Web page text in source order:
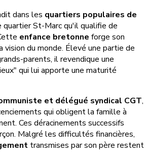
dans les quartiers populaires de
quartier St-Marc qu'il qualifie de
enfance bretonne forge son
vision du monde. Élevé une partie de
parents, il revendique une
qui lui apporte une maturité
et délégué syndical CGT,
qui obligent la famille à
Ces déracinements successifs
Malgré les difficultés financières,
transmises par son père restent